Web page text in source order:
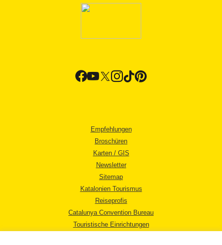
Empfehlungen
Broschüren
Karten / GIS
Newsletter
Sitemap
Katalonien Tourismus
Reiseprofis
Catalunya Convention Bureau
Touristische Einrichtungen